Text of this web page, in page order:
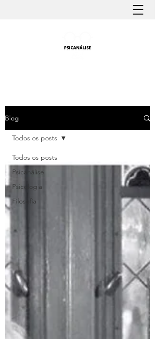
Blog
Todos os posts
Psicanálise
Psicologia
Filosofia
Todos os posts